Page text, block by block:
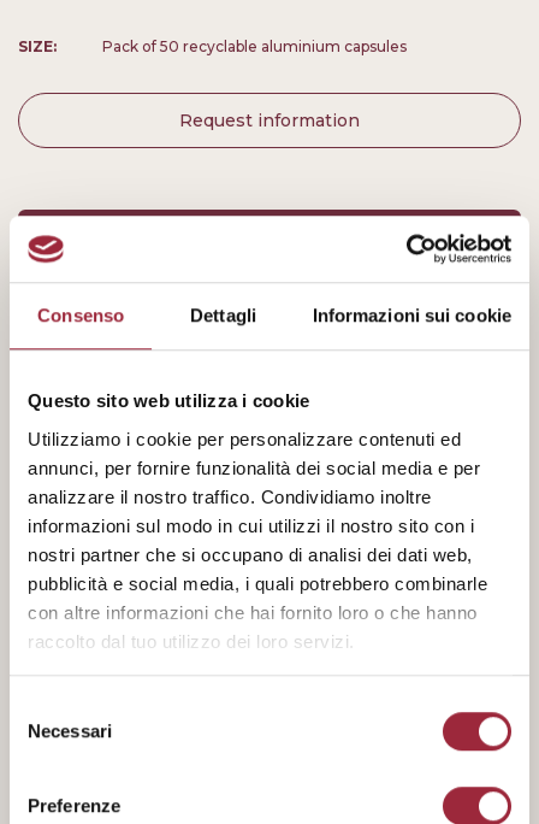
Consenso Dettagli Informazioni sui cookie
Questo sito web utilizza i cookie
Utilizziamo i cookie per personalizzare contenuti ed
annunci, per fornire funzionalità dei social media e per
analizzare il nostro traffico. Condividiamo inoltre
informazioni sul modo in cui utilizzi il nostro sito con i
nostri partner che si occupano di analisi dei dati web,
pubblicità e social media, i quali potrebbero combinarle
con altre informazioni che hai fornito loro o che hanno
raccolto dal tuo utilizzo dei loro servizi.
delNecessari
Preferenze
SIZE: Pack of 50 recyclable aluminium capsules
Request information
AROMA:
ACIDITY:
1/10
BODY:
INTENSITY:
10/10
ROASTING:
Brazil, Vietnam, Uganda
Spices, wood and tobacco